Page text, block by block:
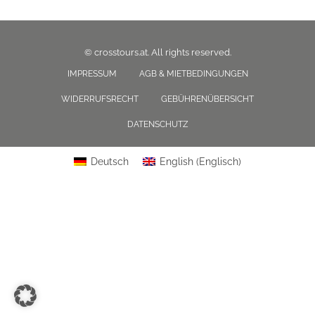
© crosstours.at. All rights reserved.
IMPRESSUM AGB & MIETBEDINGUNGEN
WIDERRUFSRECHT GEBÜHRENÜBERSICHT
DATENSCHUTZ
Deutsch English(Englisch)